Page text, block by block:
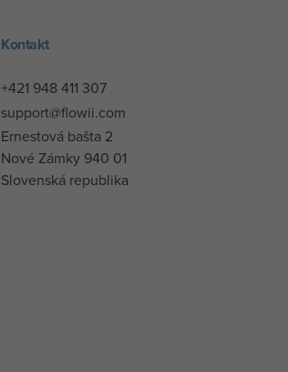
Kontakt
+421 948 411 307
support@flowii.com
Ernestová bašta 2
Nové Zámky 940 01
Slovenská republika